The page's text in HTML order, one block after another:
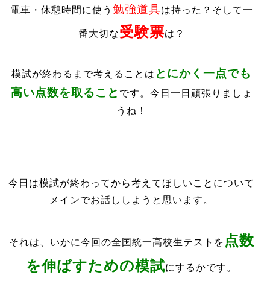
電車・休憩時間に使う 勉強道具は持った？そして一
番大切な受験票は？
模試が終わるまで考えることは とにかく一点でも
高い点数を取ること です。今日一日頑張りましょ
うね！
今日は模試が終わってから考えてほしいことについて
メインでお話ししようと思います。
それは、いかに今回の全国統一高校生テストを 点数
を伸ばすための模試にするかです。